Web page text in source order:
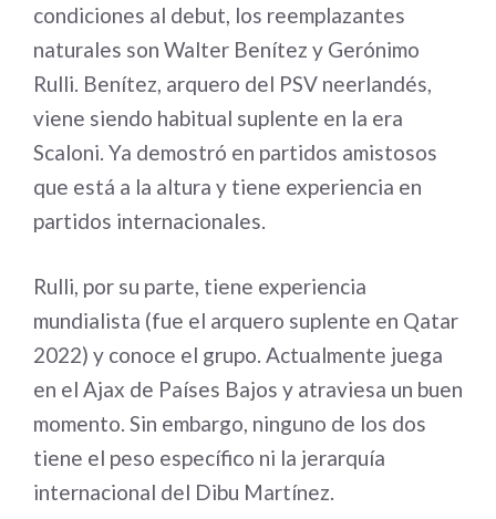
condiciones al debut, los reemplazantes
naturales son Walter Benítez y Gerónimo
Rulli. Benítez, arquero del PSV neerlandés,
viene siendo habitual suplente en la era
Scaloni. Ya demostró en partidos amistosos
que está a la altura y tiene experiencia en
partidos internacionales.
Rulli, por su parte, tiene experiencia
mundialista (fue el arquero suplente en Qatar
2022) y conoce el grupo. Actualmente juega
en el Ajax de Países Bajos y atraviesa un buen
momento. Sin embargo, ninguno de los dos
tiene el peso específico ni la jerarquía
internacional del Dibu Martínez.